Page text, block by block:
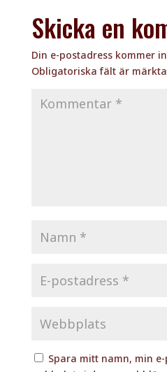
Skicka en
Din e-postadress kommer
Obligatoriska fält är märkta
Spara mitt namn, min